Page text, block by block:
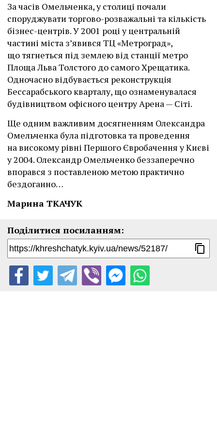
За часів Омельченка, у столиці почали
споруджувати торгово-розважальні та кількість
бізнес-центрів. У 2001 році у центральній
частині міста з’явився ТЦ «Метроград»,
що тягнеться під землею від станції метро
Площа Льва Толстого до самого Хрещатика.
Одночасно відбувається реконструкція
Бессарабського кварталу, що ознаменувалася
будівництвом офісного центру Арена — Сіті.
Ще одним важливим досягненням Олександра
Омельченка була підготовка та проведення
на високому рівні Першого Євробачення у Києві
у 2004. Олександр Омельченко беззаперечно
впорався з поставленою метою практично
бездоганно…
Марина ТКАЧУК